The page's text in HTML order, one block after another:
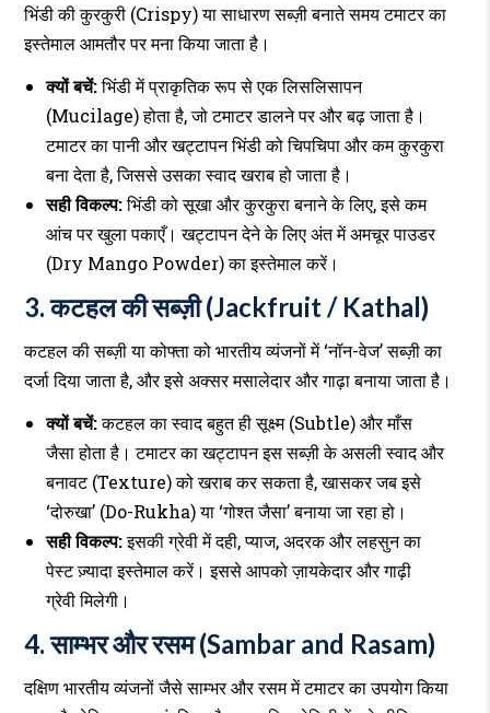
भिंडी की कुरकुरी (Crispy) या साधारण सब्ज़ी बनाते समय टमाटर का
इस्तेमाल आमतौर पर मना किया जाता है।
क्यों बचें:भिंडी में प्राकृतिक रूप से एक लिसलिसापन
(Mucilage) होता है, जो टमाटर डालने पर और बढ़ जाता है।
टमाटर का पानी और खट्टापन भिंडी को चिपचिपा और कम कुरकुरा
बना देता है, जिससे उसका स्वाद खराब हो जाता है।
सही विकल्प:भिंडी को सूखा और कुरकुरा बनाने के लिए, इसे कम
आंच पर खुला पकाएँ। खट्टापन देने के लिए अंत में अमचूर पाउडर
(Dry Mango Powder) का इस्तेमाल करें।
3. कटहल की सब्ज़ी (Jackfruit / Kathal)
कटहल की सब्ज़ी या कोफ्ता को भारतीय व्यंजनों में ‘नॉन-वेज’ सब्ज़ी का
दर्जा दिया जाता है, और इसे अक्सर मसालेदार और गाढ़ा बनाया जाता है।
क्यों बचें:कटहल का स्वाद बहुत ही सूक्ष्म (Subtle) और माँस
जैसा होता है। टमाटर का खट्टापन इस सब्ज़ी के असली स्वाद और
बनावट (Texture) को खराब कर सकता है, खासकर जब इसे
‘दोरुखा’ (Do-Rukha) या ‘गोश्त जैसा’ बनाया जा रहा हो।
सही विकल्प:इसकी ग्रेवी में दही, प्याज, अदरक और लहसुन का
पेस्ट ज़्यादा इस्तेमाल करें। इससे आपको ज़ायकेदार और गाढ़ी
ग्रेवी मिलेगी।
4. साम्भर और रसम (Sambar and Rasam)
दक्षिण भारतीय व्यंजनों जैसे साम्भर और रसम में टमाटर का उपयोग किया